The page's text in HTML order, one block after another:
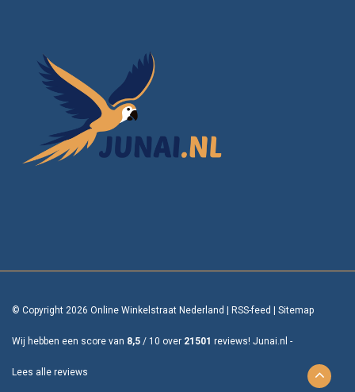
© Copyright 2026 Online Winkelstraat Nederland RSS-feed Sitemap
Wij hebben een score van 8,5 / 10 over 21501 reviews! Junai.nl -
Lees alle reviews